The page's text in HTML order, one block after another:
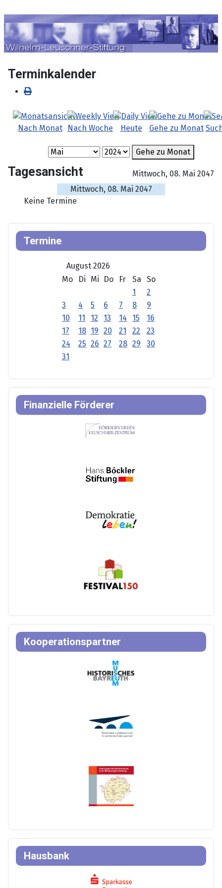
Terminkalender
Nach Monat Nach Woche Heute Gehe zu Monat
Gehe zu Monat
Tagesansicht
Mittwoch, 08. Mai 2047
Mittwoch, 08. Mai 2047
Keine Termine
Termine
August 2026
Mo
Di Mi Do Fr Sa
So
1
2
3
4 5 6 7 8
9
10
11 12 13 14 15
16
17
18 19 20 21 22
23
24
25 26 27 28 29
30
31
Finanzielle Förderer
Kooperationspartner
Hausbank